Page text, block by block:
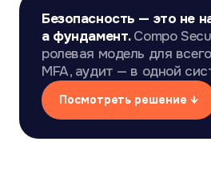
Безопасность — это не
а фундамент.Compo
ролевая модель для
MFA, аудит — в одной
Посмотреть решение ↓